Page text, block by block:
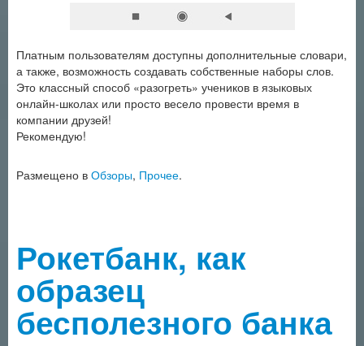
Платным пользователям доступны дополнительные словари,
а также, возможность создавать собственные наборы слов.
Это классный способ «разогреть» учеников в языковых
онлайн-школах или просто весело провести время в
компании друзей!
Рекомендую!
Размещено в Обзоры, Прочее.
Рокетбанк, как
образец
бесполезного банка